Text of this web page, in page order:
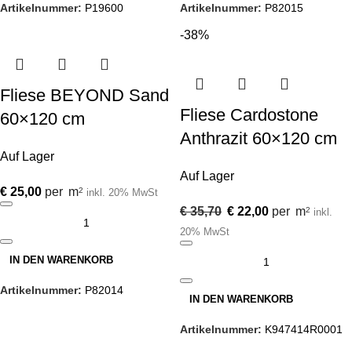
Artikelnummer: P19600 Artikelnummer: P82015
Fliese BEYOND Sand
60×120 cm
Auf Lager
€ 25,00 per m2 inkl. 20% MwSt
IN DEN WARENKORB
Artikelnummer: P82014
-38%
Fliese Cardostone
Anthrazit 60×120 cm
Auf Lager
€35,70 € 22,00 per m2 inkl.
20% MwSt
IN DEN WARENKORB
Artikelnummer: K947414R0001